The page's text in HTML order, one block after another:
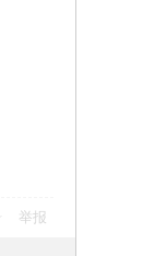
举报